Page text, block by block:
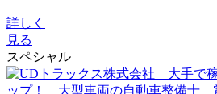
詳しく
見る
スペシャル